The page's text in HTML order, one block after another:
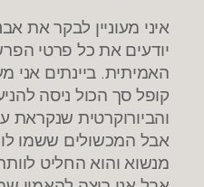
איני מעוניין לבקר את
יודעים את כל פרטי
האמיתית. ביינתים אני
קופל סך הכול ניסה
והביורוקרטית שנקראת
אבל המכשולים ששמו לו
מנשוא והוא החליט